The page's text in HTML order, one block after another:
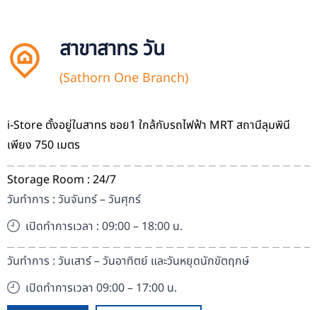
สาขาสาทร วัน
(Sathorn One Branch)
i-Store ตั้งอยู่ในสาทร ซอย1 ใกล้กับรถไฟฟ้า MRT สถานีลุมพินี
เพียง 750 เมตร
Storage Room : 24/7
วันทำการ : วันจันทร์ – วันศุกร์
เปิดทำการเวลา : 09:00 – 18:00 น.
วันทำการ : วันเสาร์ – วันอาทิตย์ และวันหยุดนักขัตฤกษ์
เปิดทำการเวลา 09:00 – 17:00 น.